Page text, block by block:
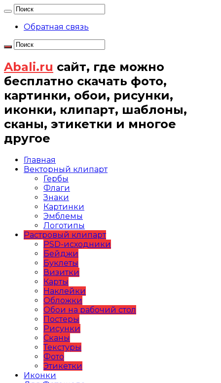
Обратная связь
Abali.ru сайт, где можно
бесплатно скачать фото,
картинки, обои, рисунки,
иконки, клипарт, шаблоны,
сканы, этикетки и многое
другое
Главная
Векторный клипарт
Гербы
Флаги
Знаки
Картинки
Эмблемы
Логотипы
Растровый клипарт
PSD-исходники
Бейджи
Буклеты
Визитки
Карты
Наклейки
Обложки
Обои на рабочий стол
Постеры
Рисунки
Сканы
Текстуры
Фото
Этикетки
Иконки